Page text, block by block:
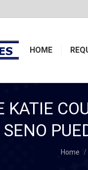
HOME
KATIE
SENO
You are
Home